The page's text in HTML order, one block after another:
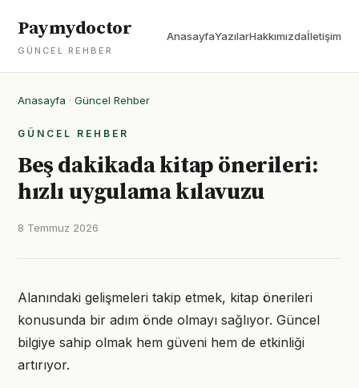
Paymydoctor
GÜNCEL REHBER
AnasayfaYazılarHakkımızdaİletişim
Anasayfa · Güncel Rehber
GÜNCEL REHBER
Beş dakikada kitap önerileri:
hızlı uygulama kılavuzu
8 Temmuz 2026
Alanındaki gelişmeleri takip etmek, kitap önerileri
konusunda bir adım önde olmayı sağlıyor. Güncel
bilgiye sahip olmak hem güveni hem de etkinliği
artırıyor.